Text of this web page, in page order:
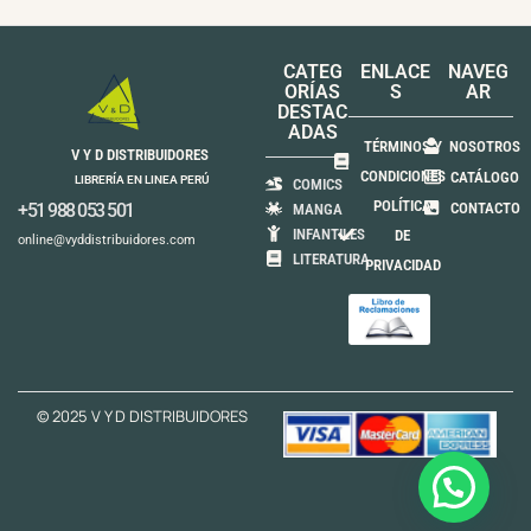
V Y D DISTRIBUIDORES
LIBRERÍA EN LINEA PERÚ
+51 988 053 501
online@vyddistribuidores.com
CATEG
ORÍAS
DESTAC
ADAS
COMICS
MANGA
INFANTILES
LITERATURA
ENLACE
S
TÉRMINOS Y
CONDICIONES
POLÍTICA
DE
PRIVACIDAD
NAVEG
AR
NOSOTROS
CATÁLOGO
CONTACTO
© 2025 V Y D DISTRIBUIDORES